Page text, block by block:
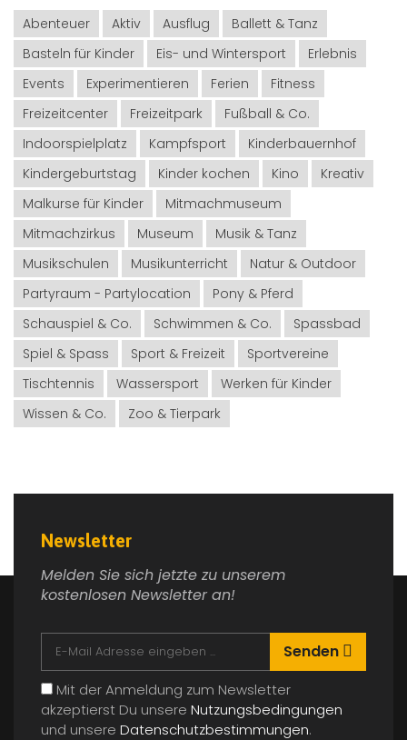
Abenteuer Aktiv Ausflug
Ballett & Tanz
Basteln für Kinder
Eis- und Wintersport
Erlebnis
Events
Experimentieren Ferien
Fitness
Freizeitcenter
Freizeitpark
Fußball & Co.
Indoorspielplatz
Kampfsport
Kinderbauernhof
Kindergeburtstag
Kinder kochen Kino
Kreativ
Malkurse für Kinder
Mitmachmuseum
Mitmachzirkus
Museum
Musik & Tanz
Musikschulen
Musikunterricht
Natur & Outdoor
Partyraum - Partylocation
Pony & Pferd
Schauspiel & Co.
Schwimmen & Co.
Spassbad
Spiel & Spass
Sport & Freizeit
Sportvereine
Tischtennis
Wassersport
Werken für Kinder
Wissen & Co.
Zoo & Tierpark
Newsletter
Melden Sie sich jetzte zu unserem
kostenlosen Newsletter an!
Senden
Mit der Anmeldung zum Newsletter
akzeptierst Du unsere Nutzungsbedingungen
und unsere Datenschutzbestimmungen.